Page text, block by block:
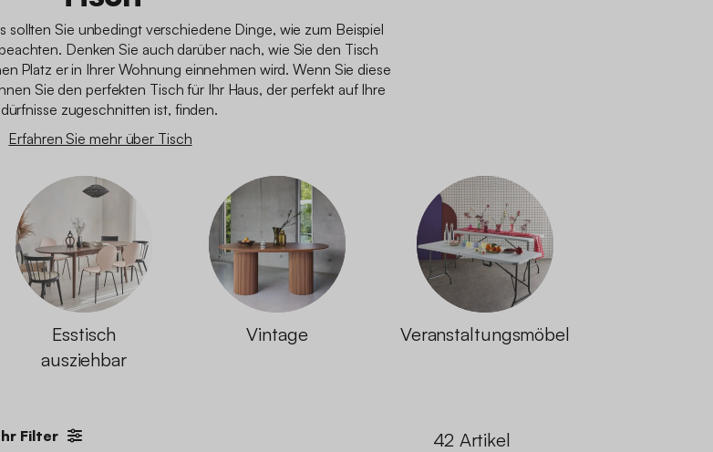
sollten Sie unbedingt verschiedene Dinge, wie zum Beispiel
Denken Sie auch darüber nach, wie Sie den Tisch
Platz er in Ihrer Wohnung einnehmen wird. Wenn Sie diese
Sie den perfekten Tisch für Ihr Haus, der perfekt auf Ihre
zugeschnitten ist, finden.
Erfahren Sie mehr über Tisch
Esstisch
ausziehbar
Vintage Veranstaltungsmöbel
Filter 42 Artikel